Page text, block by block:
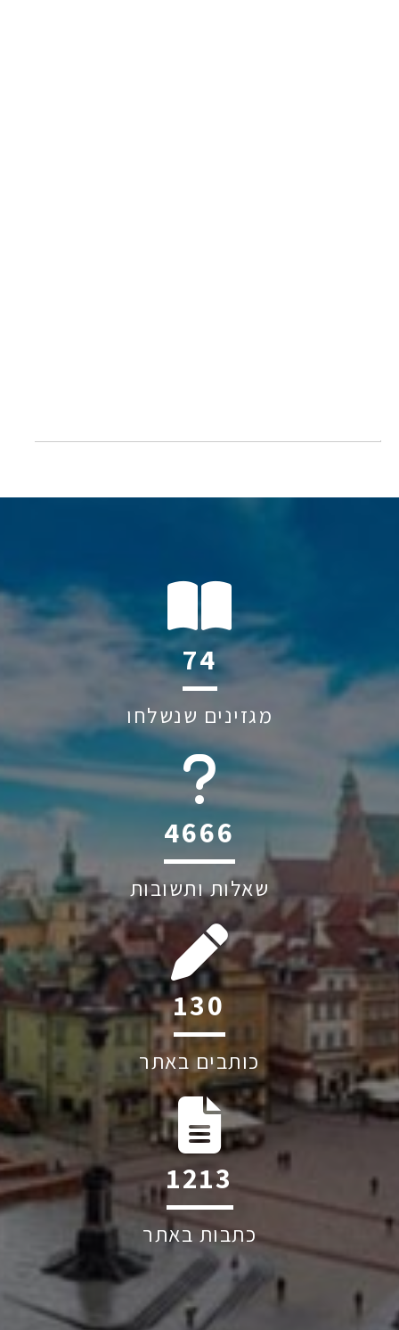
139
מגזינים שנשלחו
6045
שאלות ותשובות
243
כותבים באתר
2264
כתבות באתר